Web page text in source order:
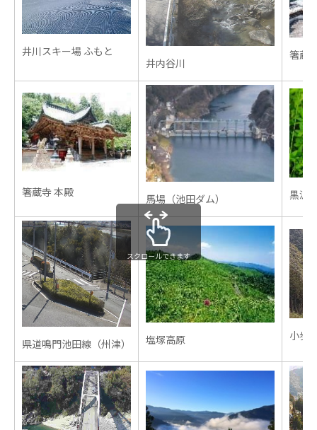
井川スキー場 ふもと
井内谷川
箸蔵
箸蔵寺 本殿 馬場（池田ダム） 黒沢
県道鳴門池田線（州津） 塩塚高原 小歩
スクロールできます